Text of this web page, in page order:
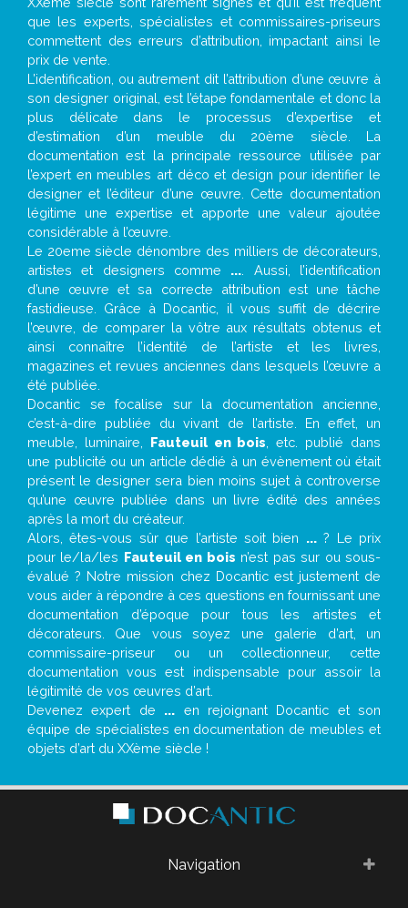
que les experts, spécialistes et commissaires-priseurs
commettent des erreurs d’attribution, impactant ainsi le
prix de vente.
L’identification, ou autrement dit l’attribution d’une œuvre à
son designer original, est l’étape fondamentale et donc la
plus délicate dans le processus d’expertise et
d’estimation d’un meuble du 20ème siècle. La
documentation est la principale ressource utilisée par
l’expert en meubles art déco et design pour identifier le
designer et l’éditeur d’une œuvre. Cette documentation
légitime une expertise et apporte une valeur ajoutée
considérable à l’œuvre.
Le 20eme siècle dénombre des milliers de décorateurs,
artistes et designers comme ... . Aussi, l’identification
d’une œuvre et sa correcte attribution est une tâche
fastidieuse. Grâce à Docantic, il vous suffit de décrire
l’œuvre, de comparer la vôtre aux résultats obtenus et
ainsi connaître l’identité de l’artiste et les livres,
magazines et revues anciennes dans lesquels l’œuvre a
été publiée.
Docantic se focalise sur la documentation ancienne,
c’est-à-dire publiée du vivant de l’artiste. En effet, un
meuble, luminaire, Fauteuil en bois , etc. publié dans
une publicité ou un article dédié à un évènement où était
présent le designer sera bien moins sujet à controverse
qu’une œuvre publiée dans un livre édité des années
après la mort du créateur.
Alors, êtes-vous sûr que l’artiste soit bien ...? Le prix
pour le/la/les Fauteuil en bois n’est pas sur ou sous-
évalué ? Notre mission chez Docantic est justement de
vous aider à répondre à ces questions en fournissant une
documentation d’époque pour tous les artistes et
décorateurs. Que vous soyez une galerie d’art, un
commissaire-priseur ou un collectionneur, cette
documentation vous est indispensable pour assoir la
légitimité de vos œuvres d’art.
Devenez expert de ... en rejoignant Docantic et son
équipe de spécialistes en documentation de meubles et
objets d’art du XXème siècle !
Navigation